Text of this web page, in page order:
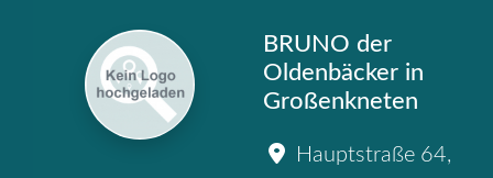
BRUNO der
Oldenbäcker in
Großenkneten
Hauptstraße 64,